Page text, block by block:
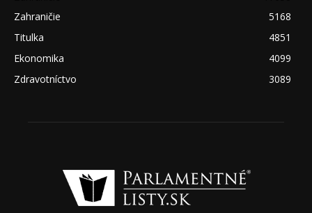
Zahraničie
5168
Titulka
4851
Ekonomika
4099
Zdravotníctvo
3089